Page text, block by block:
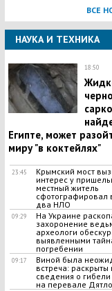
ВСЕ
НАУКА И ТЕХНИКА
18:50
Египте, может
миру "в коктейлях"
23:45
Крымский мост
интерес у
местный житель
сфотографировал
два НЛО
09:29
На Украине
захоронение
археологи
выявленными
погребении
09:17
Виной была
встреча: раскрыты
сведения о гибели
на перевале